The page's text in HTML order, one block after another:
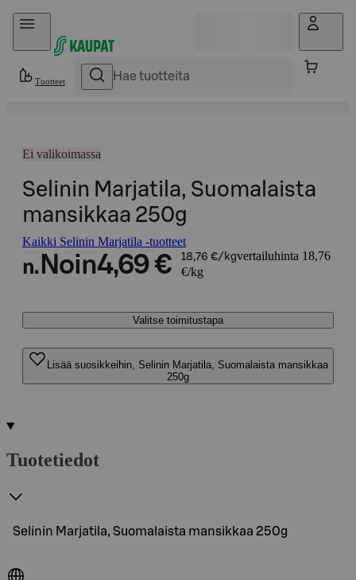
Hyppää sisältöön
Tuotteet
Ei valikoimassa
Selinin Marjatila, Suomalaista
mansikkaa 250g
Kaikki Selinin Marjatila -tuotteet
n. Noin4,69 € 18,76 €/kgvertailuhinta 18,76
€/kg
Valitse toimitustapa
Lisää suosikkeihin, Selinin Marjatila, Suomalaista mansikkaa
250g
Tuotetiedot
Selinin Marjatila, Suomalaista mansikkaa 250g